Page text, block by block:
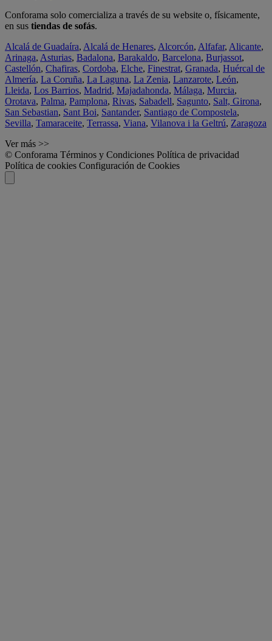
Conforama solo comercializa a través de su website o, físicamente,
en sus tiendas de sofás.
Alcalá de Guadaíra, Alcalá de Henares, Alcorcón, Alfafar, Alicante,
Arinaga, Asturias, Badalona, Barakaldo, Barcelona, Burjassot,
Castellón, Chafiras, Cordoba, Elche, Finestrat, Granada, Huércal de
Almería, La Coruña, La Laguna, La Zenia, Lanzarote, León,
Lleida, Los Barrios, Madrid, Majadahonda, Málaga, Murcia,
Orotava, Palma, Pamplona, Rivas, Sabadell, Sagunto, Salt, Girona,
San Sebastian, Sant Boi, Santander, Santiago de Compostela,
Sevilla, Tamaraceite, Terrassa, Viana, Vilanova i la Geltrú, Zaragoza
Ver más >>
© Conforama Términos y Condiciones Política de privacidad
Política de cookies Configuración de Cookies